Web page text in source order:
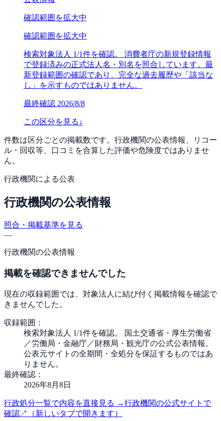
確認範囲を拡大中
確認範囲を拡大中
検索対象法人 1/1件を確認。 消費者庁の新規登録情報
で登録済みの正式法人名・別名を照合しています。最
新登録範囲の確認であり、完全な過去履歴や「該当な
し」を示すものではありません。
最終確認 2026/8/8
この区分を見る ↓
件数は区分ごとの掲載数です。行政機関の公表情報、リコー
ル・回収等、口コミを合算した評価や危険度ではありませ
ん。
行政機関による公表
行政機関の公表情報
照合・掲載基準を見る
—
行政機関の公表情報
掲載を確認できませんでした
現在の収録範囲では、対象法人に結び付く掲載情報を確認で
きませんでした。
収録範囲：
検索対象法人 1/1件を確認。 国土交通省・厚生労働省
／労働局・金融庁／財務局・観光庁の公式公表情報。
公表元サイトの全期間・全処分を保証するものではあ
りません。
最終確認：
2026年8月8日
行政処分一覧で内容を直接見る →行政機関の公式サイトで
確認↗ （新しいタブで開きます）